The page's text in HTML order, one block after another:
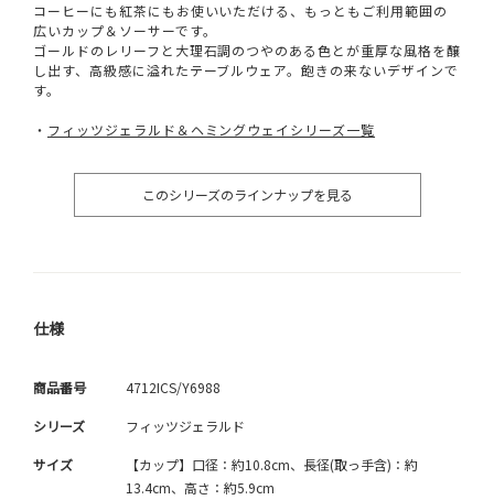
コーヒーにも紅茶にもお使いいただける、もっともご利用範囲の
広いカップ＆ソーサーです。
ゴールドのレリーフと大理石調のつやのある色とが重厚な風格を醸
し出す、高級感に溢れたテーブルウェア。飽きの来ないデザインで
す。
・ フィッツジェラルド＆ヘミングウェイシリーズ一覧
このシリーズのラインナップを見る
仕様
商品番号 4712ICS/Y6988
シリーズ フィッツジェラルド
サイズ
【カップ】口径：約10.8cm、長径(取っ手含)：約
13.4cm、高さ：約5.9cm